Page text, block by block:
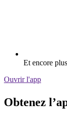
Et encore
Ouvrir l'app
Obtenez